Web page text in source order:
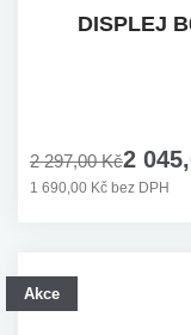
DISPLEJ
2 297,00 Kč2
1 690,00 Kč bez DPH
Akce